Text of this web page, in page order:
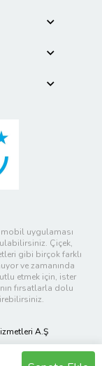
mobil uygulaması
Çiçek,
gibi birçok farklı
ve zamanında
etmek için, ister
fırsatlarla dolu
A.Ş